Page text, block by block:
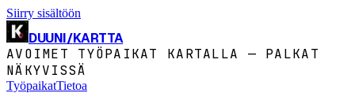
Siirry sisältöön
DUUNI/KARTTA
AVOIMET TYÖPAIKAT KARTALLA — PALKAT
NÄKYVISSÄ
TyöpaikatTietoa